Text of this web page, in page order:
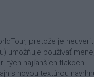
pretože je
umožňuje používať
tých najľahších tlakoch.
s novou textúrou